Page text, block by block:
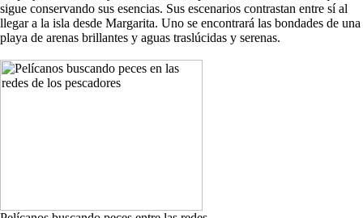
sigue conservando sus esencias. Sus escenarios contrastan entre sí al
llegar a la isla desde Margarita. Uno se encontrará las bondades de una
playa de arenas brillantes y aguas traslúcidas y serenas.